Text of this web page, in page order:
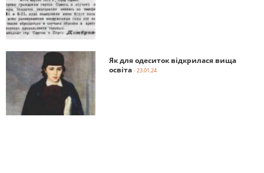
Як для одеситок відкрилася вища
освіта - 23.01.24